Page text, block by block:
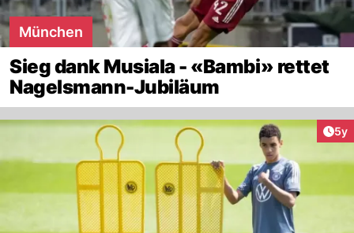
München
Sieg dank Musiala - «Bambi» rettet
Nagelsmann-Jubiläum
5y